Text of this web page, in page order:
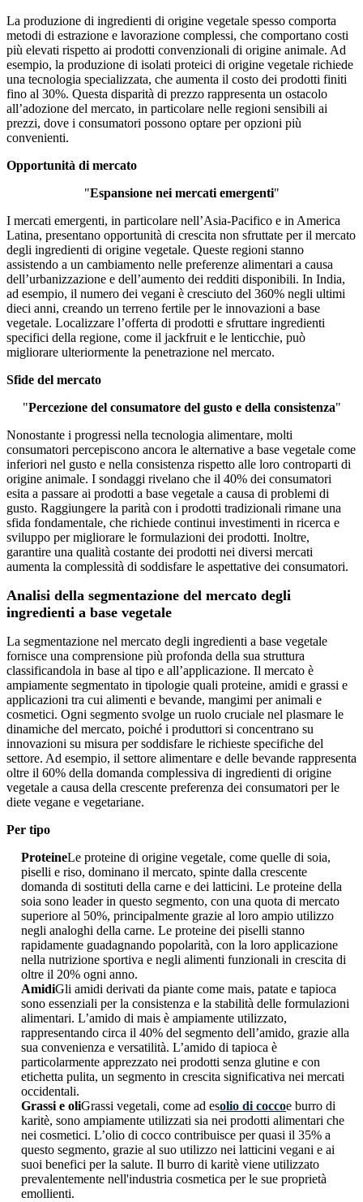
La produzione di ingredienti di origine vegetale spesso comporta
metodi di estrazione e lavorazione complessi, che comportano costi
più elevati rispetto ai prodotti convenzionali di origine animale. Ad
esempio, la produzione di isolati proteici di origine vegetale richiede
una tecnologia specializzata, che aumenta il costo dei prodotti finiti
fino al 30%. Questa disparità di prezzo rappresenta un ostacolo
all’adozione del mercato, in particolare nelle regioni sensibili ai
prezzi, dove i consumatori possono optare per opzioni più
convenienti.
Opportunità di mercato
"Espansione nei mercati emergenti"
I mercati emergenti, in particolare nell’Asia-Pacifico e in America
Latina, presentano opportunità di crescita non sfruttate per il mercato
degli ingredienti di origine vegetale. Queste regioni stanno
assistendo a un cambiamento nelle preferenze alimentari a causa
dell’urbanizzazione e dell’aumento dei redditi disponibili. In India,
ad esempio, il numero dei vegani è cresciuto del 360% negli ultimi
dieci anni, creando un terreno fertile per le innovazioni a base
vegetale. Localizzare l’offerta di prodotti e sfruttare ingredienti
specifici della regione, come il jackfruit e le lenticchie, può
migliorare ulteriormente la penetrazione nel mercato.
Sfide del mercato
"Percezione del consumatore del gusto e della consistenza"
Nonostante i progressi nella tecnologia alimentare, molti
consumatori percepiscono ancora le alternative a base vegetale come
inferiori nel gusto e nella consistenza rispetto alle loro controparti di
origine animale. I sondaggi rivelano che il 40% dei consumatori
esita a passare ai prodotti a base vegetale a causa di problemi di
gusto. Raggiungere la parità con i prodotti tradizionali rimane una
sfida fondamentale, che richiede continui investimenti in ricerca e
sviluppo per migliorare le formulazioni dei prodotti. Inoltre,
garantire una qualità costante dei prodotti nei diversi mercati
aumenta la complessità di soddisfare le aspettative dei consumatori.
Analisi della segmentazione del mercato degli
ingredienti a base vegetale
La segmentazione nel mercato degli ingredienti a base vegetale
fornisce una comprensione più profonda della sua struttura
classificandola in base al tipo e all’applicazione. Il mercato è
ampiamente segmentato in tipologie quali proteine, amidi e grassi e
applicazioni tra cui alimenti e bevande, mangimi per animali e
cosmetici. Ogni segmento svolge un ruolo cruciale nel plasmare le
dinamiche del mercato, poiché i produttori si concentrano su
innovazioni su misura per soddisfare le richieste specifiche del
settore. Ad esempio, il settore alimentare e delle bevande rappresenta
oltre il 60% della domanda complessiva di ingredienti di origine
vegetale a causa della crescente preferenza dei consumatori per le
diete vegane e vegetariane.
Per tipo
ProteineLe proteine ​​di origine vegetale, come quelle di soia,
piselli e riso, dominano il mercato, spinte dalla crescente
domanda di sostituti della carne e dei latticini. Le proteine ​​della
soia sono leader in questo segmento, con una quota di mercato
superiore al 50%, principalmente grazie al loro ampio utilizzo
negli analoghi della carne. Le proteine ​​dei piselli stanno
rapidamente guadagnando popolarità, con la loro applicazione
nella nutrizione sportiva e negli alimenti funzionali in crescita di
oltre il 20% ogni anno.
AmidiGli amidi derivati ​​da piante come mais, patate e tapioca
sono essenziali per la consistenza e la stabilità delle formulazioni
alimentari. L’amido di mais è ampiamente utilizzato,
rappresentando circa il 40% del segmento dell’amido, grazie alla
sua convenienza e versatilità. L’amido di tapioca è
particolarmente apprezzato nei prodotti senza glutine e con
etichetta pulita, un segmento in crescita significativa nei mercati
occidentali.
Grassi e oliGrassi vegetali, come ad esolio di coccoe burro di
karitè, sono ampiamente utilizzati sia nei prodotti alimentari che
nei cosmetici. L’olio di cocco contribuisce per quasi il 35% a
questo segmento, grazie al suo utilizzo nei latticini vegani e ai
suoi benefici per la salute. Il burro di karitè viene utilizzato
prevalentemente nell'industria cosmetica per le sue proprietà
emollienti.